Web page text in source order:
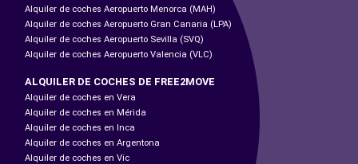
Alquiler de coches Aeropuerto Menorca (MAH)
Alquiler de coches Aeropuerto Gran Canaria (LPA)
Alquiler de coches Aeropuerto Sevilla (SVQ)
Alquiler de coches Aeropuerto Valencia (VLC)
ALQUILER DE COCHES DE FREE2MOVE
Alquiler de coches en Vera
Alquiler de coches en Mérida
Alquiler de coches en Inca
Alquiler de coches en Argentona
Alquiler de coches en Vic